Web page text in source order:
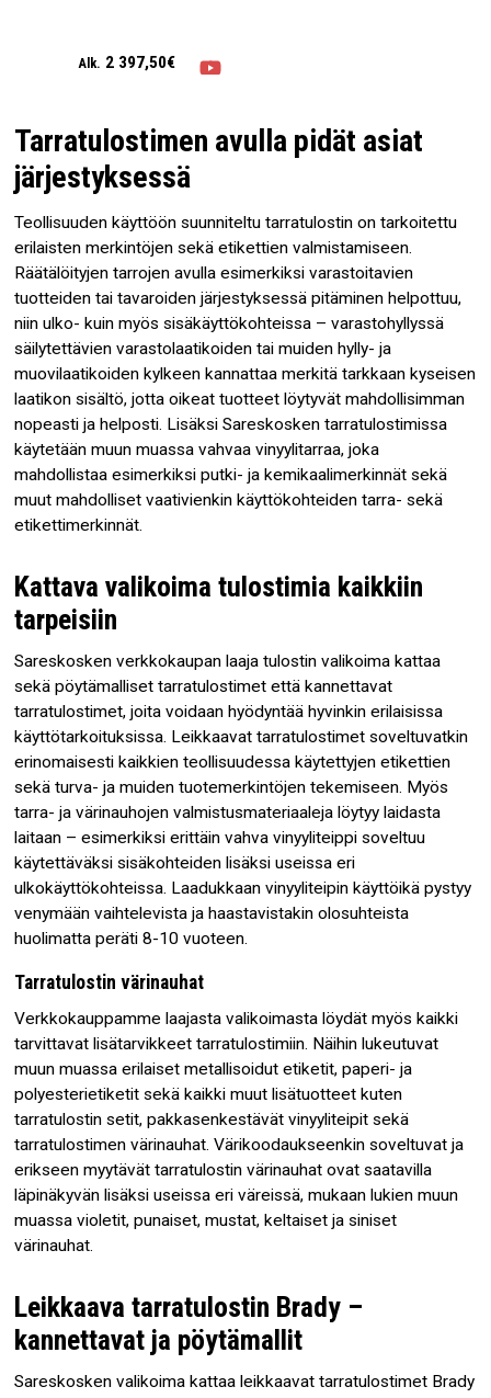
Alk. 2 397,50€
Tarratulostimen avulla pidät asiat
järjestyksessä
Teollisuuden käyttöön suunniteltu tarratulostin on tarkoitettu
erilaisten merkintöjen sekä etikettien valmistamiseen.
Räätälöityjen tarrojen avulla esimerkiksi varastoitavien
tuotteiden tai tavaroiden järjestyksessä pitäminen helpottuu,
niin ulko- kuin myös sisäkäyttökohteissa – varastohyllyssä
säilytettävien varastolaatikoiden tai muiden hylly- ja
muovilaatikoiden kylkeen kannattaa merkitä tarkkaan kyseisen
laatikon sisältö, jotta oikeat tuotteet löytyvät mahdollisimman
nopeasti ja helposti. Lisäksi Sareskosken tarratulostimissa
käytetään muun muassa vahvaa vinyylitarraa, joka
mahdollistaa esimerkiksi putki- ja kemikaalimerkinnät sekä
muut mahdolliset vaativienkin käyttökohteiden tarra- sekä
etikettimerkinnät.
Kattava valikoima tulostimia kaikkiin
tarpeisiin
Sareskosken verkkokaupan laaja tulostin valikoima kattaa
sekä pöytämalliset tarratulostimet että kannettavat
tarratulostimet, joita voidaan hyödyntää hyvinkin erilaisissa
käyttötarkoituksissa. Leikkaavat tarratulostimet soveltuvatkin
erinomaisesti kaikkien teollisuudessa käytettyjen etikettien
sekä turva- ja muiden tuotemerkintöjen tekemiseen. Myös
tarra- ja värinauhojen valmistusmateriaaleja löytyy laidasta
laitaan – esimerkiksi erittäin vahva vinyyliteippi soveltuu
käytettäväksi sisäkohteiden lisäksi useissa eri
ulkokäyttökohteissa. Laadukkaan vinyyliteipin käyttöikä pystyy
venymään vaihtelevista ja haastavistakin olosuhteista
huolimatta peräti 8-10 vuoteen.
Tarratulostin värinauhat
Verkkokauppamme laajasta valikoimasta löydät myös kaikki
tarvittavat lisätarvikkeet tarratulostimiin. Näihin lukeutuvat
muun muassa erilaiset metallisoidut etiketit, paperi- ja
polyesterietiketit sekä kaikki muut lisätuotteet kuten
tarratulostin setit, pakkasenkestävät vinyyliteipit sekä
tarratulostimen värinauhat. Värikoodaukseenkin soveltuvat ja
erikseen myytävät tarratulostin värinauhat ovat saatavilla
läpinäkyvän lisäksi useissa eri väreissä, mukaan lukien muun
muassa violetit, punaiset, mustat, keltaiset ja siniset
värinauhat.
Leikkaava tarratulostin Brady –
kannettavat ja pöytämallit
Sareskosken valikoima kattaa leikkaavat tarratulostimet Brady